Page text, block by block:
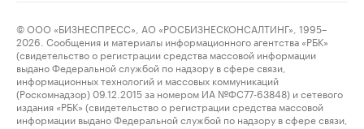
© ООО «БИЗНЕСПРЕСС», АО «РОСБИЗНЕСКОНСАЛТИНГ», 1995–
2026. Сообщения и материалы информационного агентства «РБК»
(свидетельство о регистрации средства массовой информации
выдано Федеральной службой по надзору в сфере связи,
информационных технологий и массовых коммуникаций
(Роскомнадзор) 09.12.2015 за номером ИА №ФС77-63848) и сетевого
издания «РБК» (свидетельство о регистрации средства массовой
информации выдано Федеральной службой по надзору в сфере связи,